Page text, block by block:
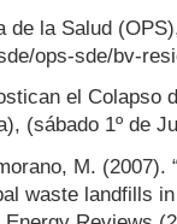
de la Salud
ops-sde/bv-
el Colapso
(sábado 1º de
M. (2007).
waste landfills